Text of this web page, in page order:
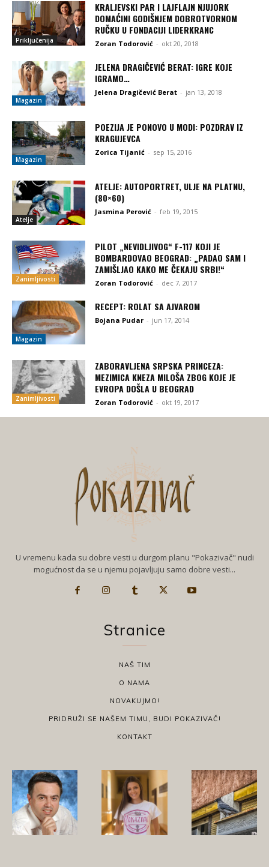
Priključenija
KRALJEVSKI PAR I LAJFLAJN NJUJORK
DOMAĆINI GODIŠNJEM DOBROTVORNOM
RUČKU U FONDACIJI LIDERKRANC
Zoran Todorović - okt 20, 2018
Magazin
JELENA DRAGIČEVIĆ BERAT: IGRE KOJE
IGRAMO…
Jelena Dragičević Berat - jan 13, 2018
Magazin
POEZIJA JE PONOVO U MODI: POZDRAV IZ
KRAGUJEVCA
Zorica Tijanić - sep 15, 2016
Atelje
ATELJE: AUTOPORTRET, ULJE NA PLATNU,
(80×60)
Jasmina Perović - feb 19, 2015
Zanimljivosti
PILOT „NEVIDLJIVOG“ F-117 KOJI JE
BOMBARDOVAO BEOGRAD: „PADAO SAM I
ZAMIŠLJAO KAKO ME ČEKAJU SRBI!“
Zoran Todorović - dec 7, 2017
Magazin
RECEPT: ROLAT SA AJVAROM
Bojana Pudar - jun 17, 2014
Zanimljivosti
ZABORAVLJENA SRPSKA PRINCEZA:
MEZIMICA KNEZA MILOŠA ZBOG KOJE JE
EVROPA DOŠLA U BEOGRAD
Zoran Todorović - okt 19, 2017
U vremenu kada su dobre vesti u durgom planu "Pokazivač" nudi
mogućnost da se u njemu pojavljuju samo dobre vesti...
Stranice
NAŠ TIM
O NAMA
NOVAKUJMO!
PRIDRUŽI SE NAŠEM TIMU, BUDI POKAZIVAČ!
KONTAKT